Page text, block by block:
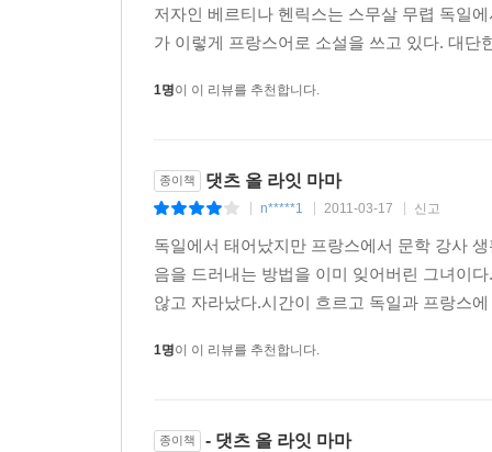
저자인 베르티나 헨릭스는 스무살 무렵 독일
가 이렇게 프랑스어로 소설을 쓰고 있다. 대
1명이 이 리뷰를 추천합니다.
종이책 댓츠 올 라잇 마마
n*****1 2011-03-17 신고
독일에서 태어났지만 프랑스에서 문학 강사
음을 드러내는 방법을 이미 잊어버린 그녀이
않고 자라났다.시간이 흐르고 독일과 프랑스
1명이 이 리뷰를 추천합니다.
종이책 - 댓츠 올 라잇 마마